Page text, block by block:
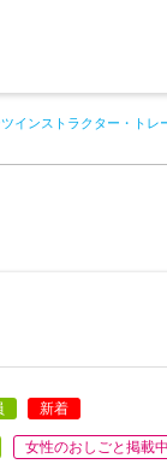
インストラクター・トレ
新着
女性のおしごと掲載中